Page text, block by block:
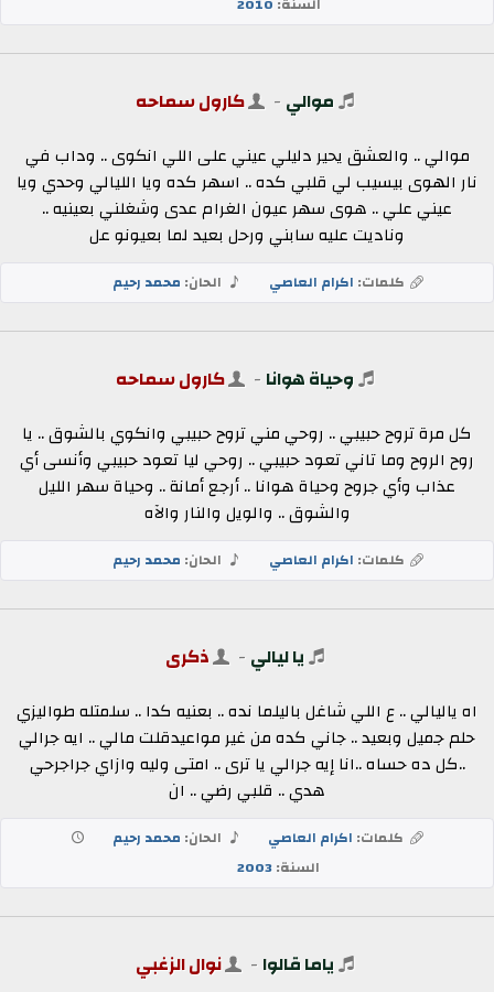
موالي - كارول سماحه
موالي .. والعشق يحير دليلي عيني على اللي انكوى .. وداب في
نار الهوى بيسيب لي قلبي كده .. اسهر كده ويا الليالي وحدي ويا
عيني علي .. هوى سهر عيون الغرام عدى وشغلني بعينيه ..
وناديت عليه سابني ورحل بعيد لما بعيونو عل
كلمات: اكرام العاصي الحان: محمد رحيم
وحياة هوانا - كارول سماحه
كل مرة تروح حبيبي .. روحي مني تروح حبيبي وانكوي بالشوق .. يا
روح الروح وما تاني تعود حبيبي .. روحي ليا تعود حبيبي وأنسى أي
عذاب وأي جروح وحياة هوانا .. أرجع أمانة .. وحياة سهر الليل
والشوق .. والويل والنار والآه
كلمات: اكرام العاصي الحان: محمد رحيم
يا ليالي - ذكرى
اه ياليالي .. ع اللي شاغل باليلما نده .. بعنيه كدا .. سلمتله طواليزي
حلم جميل وبعيد .. جاني كده من غير مواعيدقلت مالي .. ايه جرالي
..كل ده حساه ..انا إيه جرالي يا ترى .. امتى وليه وازاي جراجرحي
هدي .. قلبي رضي .. ان
كلمات: اكرام العاصي الحان: محمد رحيم
السنة:2003
ياما قالوا - نوال الزغبي